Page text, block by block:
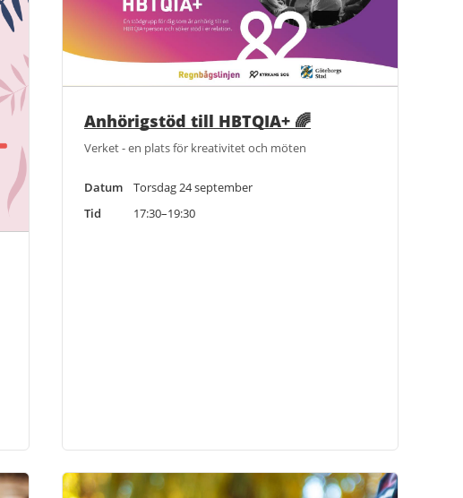
Anhörigstöd till HBTQIA+ 🌈
Verket - en plats för kreativitet och möten
Datum
Torsdag 24 september
Tid
17:30–19:30